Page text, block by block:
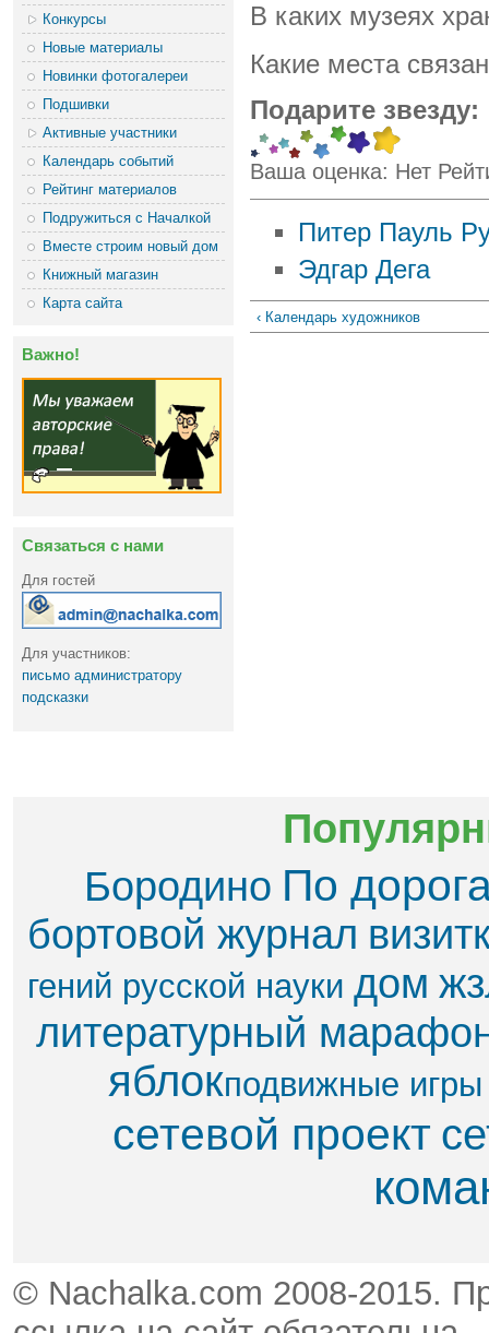
Конкурсы
Новые материалы
Новинки фотогалереи
Подшивки
Активные участники
Календарь событий
Рейтинг материалов
Подружиться с Началкой
Вместе строим новый дом
Книжный магазин
Карта сайта
Важно!
Связаться с нами
Для гостей
Для участников:
письмо администратору
подсказки
В каких музеях
Какие места
Подарите звезду:
Ваша оценка: Нет
Питер Пауль
Эдгар Дега
‹ Календарь художников
Бородино По
бортовой журнал
гений русской науки дом
литературный
яблок​подвижные игры
сетевой проект
© Nachalka.com 2008-2015.